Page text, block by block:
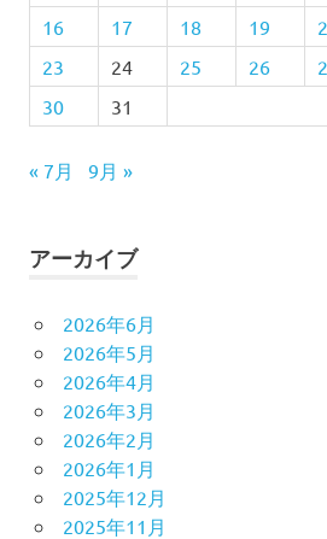
16
17 18 19
23
24 25 26
30
31
« 7月 9月 »
アーカイブ
2026年6月
2026年5月
2026年4月
2026年3月
2026年2月
2026年1月
2025年12月
2025年11月